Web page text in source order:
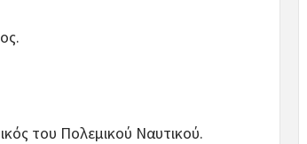
του Πολεμικού Ναυτικού.